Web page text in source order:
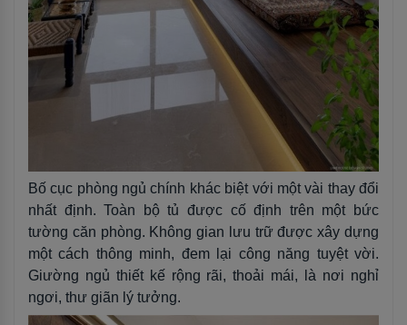
Bố cục phòng ngủ chính khác biệt với một vài thay đổi
nhất định. Toàn bộ tủ được cố định trên một bức
tường căn phòng. Không gian lưu trữ được xây dựng
một cách thông minh, đem lại công năng tuyệt vời.
Giường ngủ thiết kế rộng rãi, thoải mái, là nơi nghỉ
ngơi, thư giãn lý tưởng.